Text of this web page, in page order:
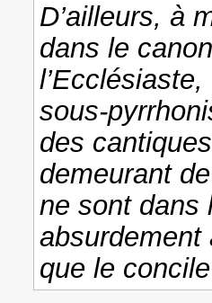
D’ailleurs, à
dans le
sous-
des
demeurant
ne sont dans
absurdement
que le